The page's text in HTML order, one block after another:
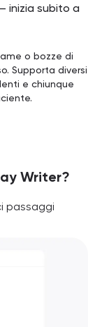
inizia subito a
o bozze di
Supporta diversi
e chiunque
Writer?
passaggi